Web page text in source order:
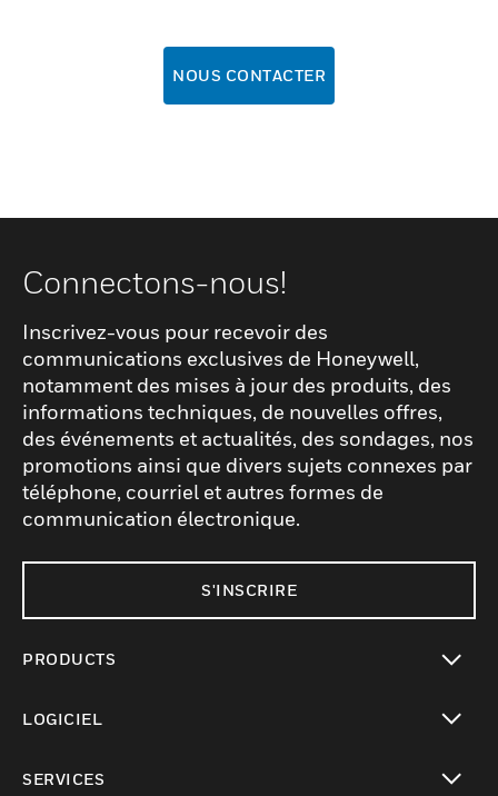
NOUS CONTACTER
Connectons-nous!
Inscrivez-vous pour recevoir des
communications exclusives de Honeywell,
notamment des mises à jour des produits, des
informations techniques, de nouvelles offres,
des événements et actualités, des sondages, nos
promotions ainsi que divers sujets connexes par
téléphone, courriel et autres formes de
communication électronique.
S'INSCRIRE
PRODUCTS
LOGICIEL
SERVICES